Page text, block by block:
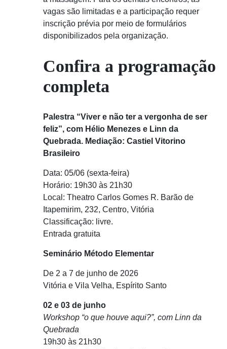
vagas são limitadas e a participação requer
inscrição prévia por meio de formulários
disponibilizados pela organização.
Confira a programação
completa
Palestra “Viver e não ter a vergonha de ser
feliz”, com Hélio Menezes e Linn da
Quebrada. Mediação: Castiel Vitorino
Brasileiro
Data: 05/06 (sexta-feira)
Horário: 19h30 às 21h30
Local: Theatro Carlos Gomes R. Barão de
Itapemirim, 232, Centro, Vitória
Classificação: livre.
Entrada gratuita
Seminário Método Elementar
De 2 a 7 de junho de 2026
Vitória e Vila Velha, Espírito Santo
02 e 03 de junho
Workshop “o que houve aqui?”, com Linn da
Quebrada
19h30 às 21h30